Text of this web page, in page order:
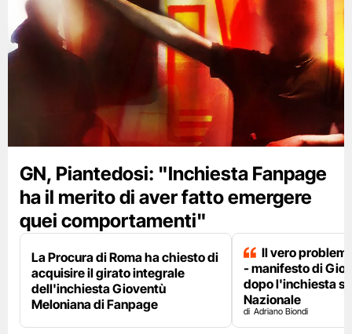
GN, Piantedosi: "Inchiesta Fanpage
ha il merito di aver fatto emergere
quei comportamenti"
La Procura di Roma ha chiesto di
acquisire il girato integrale
dell'inchiesta Gioventù
Meloniana di Fanpage
Il vero
- manifesto di
dopo l'inchiesta
Nazionale
Adriano Biondi